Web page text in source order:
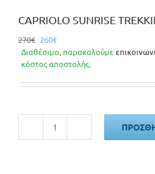
CAPRIOLO SUNRISE
270€ Original
price
was:
260€Η
τρέχουσα
τιμή
260€.
Διαθέσιμο, παρακαλούμε
κόστος αποστολής.
CAPRIOLO